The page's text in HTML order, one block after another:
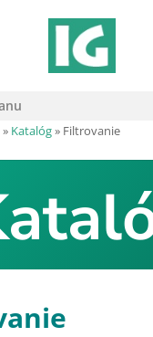
» Katalóg» Filtrovanie